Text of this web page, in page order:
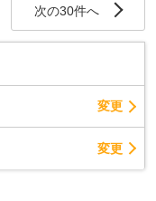
次の30件へ
変更
変更